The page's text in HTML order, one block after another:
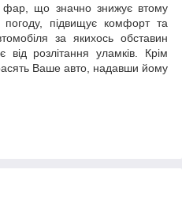
фар, що значно знижує втому
підвищує комфорт та
за якихось обставин
від розлітання уламків. Крім
Ваше авто, надавши йому